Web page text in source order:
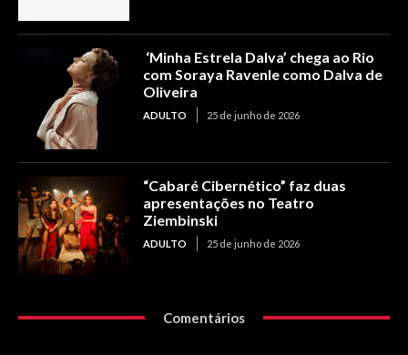
‘Minha Estrela Dalva’ chega ao Rio
com Soraya Ravenle como Dalva de
Oliveira
ADULTO 25 de junho de 2026
“Cabaré Cibernético” faz duas
apresentações no Teatro
Ziembinski
ADULTO 25 de junho de 2026
Comentários